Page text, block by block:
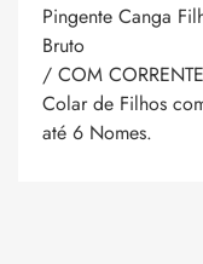
Pingente Canga
Bruto
/ COM
Colar de Filhos
até 6 Nomes.